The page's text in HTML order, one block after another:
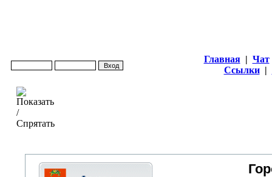
Главная | Чат
Ссылки |